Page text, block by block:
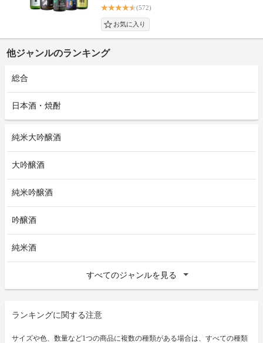
(572)
他ジャンルのランキング
総合
日本酒・焼酎
純米大吟醸酒
大吟醸酒
純米吟醸酒
吟醸酒
純米酒
すべてのジャンルを見る
ランキングに関する注意
サイズや色、数量など1つの商品に複数の種類がある場合は、すべての種類